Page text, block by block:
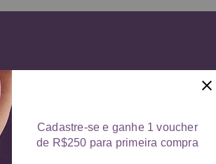
Cadastre-se e ganhe 1 voucher
de R$250 para primeira compra